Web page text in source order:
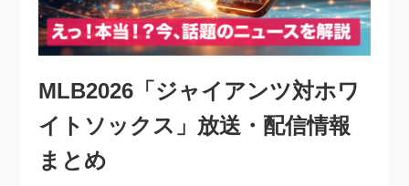
MLB2026「ジャイアンツ対ホワ
イトソックス」放送・配信情報
まとめ